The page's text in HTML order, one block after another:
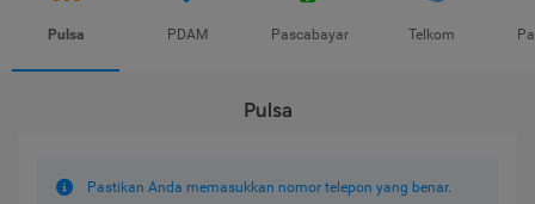
Pulsa PDAM Pascabayar Telkom
Pulsa
Pastikan Anda memasukkan nomor telepon yang benar.